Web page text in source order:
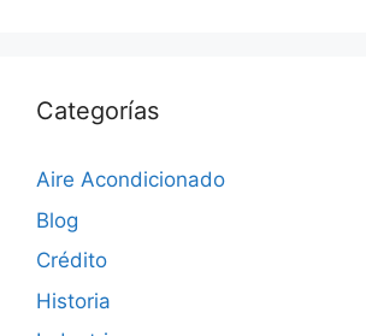
Categorías
Aire Acondicionado
Blog
Crédito
Historia